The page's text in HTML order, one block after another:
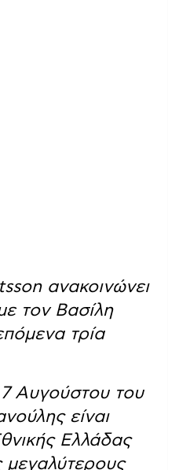
ανακοινώνει
τον Βασίλη
τρία
7 Αυγούστου του
είναι
Ελλάδας
μεγαλύτερους